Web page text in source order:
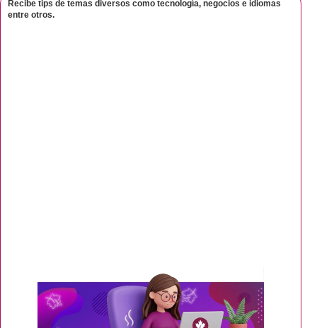
Recibe tips de temas diversos como tecnología, negocios e idiomas
entre otros.